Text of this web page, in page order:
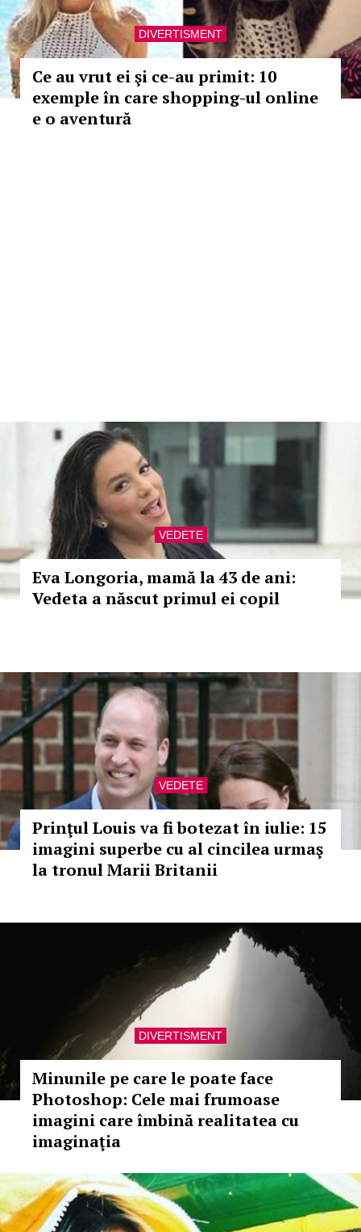
DIVERTISMENT
Ce au vrut ei şi ce-au primit: 10
exemple în care shopping-ul online
e o aventură
VEDETE
Eva Longoria, mamă la 43 de ani:
Vedeta a născut primul ei copil
VEDETE
Prinţul Louis va fi botezat în iulie: 15
imagini superbe cu al cincilea urmaş
la tronul Marii Britanii
DIVERTISMENT
Minunile pe care le poate face
Photoshop: Cele mai frumoase
imagini care îmbină realitatea cu
imaginaţia